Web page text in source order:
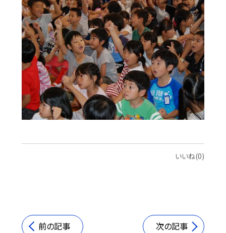
いいね(0)
前の記事 次の記事